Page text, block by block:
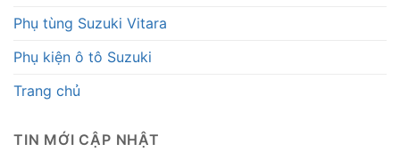
Phụ tùng Suzuki Vitara
Phụ kiện ô tô Suzuki
Trang chủ
TIN MỚI CẬP NHẬT